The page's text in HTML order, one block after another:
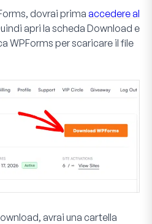
dovrai prima accedere al
apri la scheda Download e
WPForms per scaricare il file
avrai una cartella